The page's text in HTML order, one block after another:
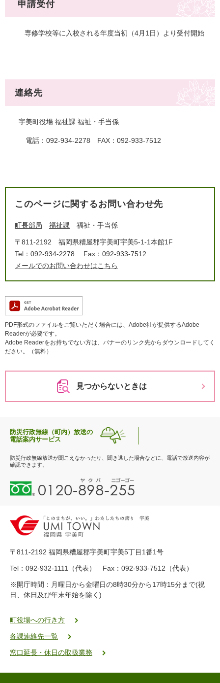
申請受付
専修学校等に入校される年度当初（4月1日）より受付開始
連絡先
宇美町役場 福祉課 福祉・手当係
電話：092-934-2278 FAX：092-933-7512
このページに関するお問い合わせ先
町長部局 福祉課 福祉・手当係
〒811-2192
福岡県糟屋郡宇美町宇美5-1-1本館1F
Tel：092-934-2278
Fax：092-933-7512
メールでのお問い合わせはこちら
PDF形式のファイルをご覧いただく場合には、Adobe社が提供するAdobe
Readerが必要です。
Adobe Readerをお持ちでない方は、バナーのリンク先からダウンロードしてく
ださい。（無料）
見つからないときは
防災行政無線（町内）放送の
電話案内サービス
防災行政無線放送が聞こえなかったり、聞き逃した場合などに、電話で放送内容が
確認できます。
0
1
-
8
-
5
5
ク
二
ゴ
〒811-2192 福岡県糟屋郡宇美町宇美5丁目1番1号
Tel：092-932-1111（代表） Fax：092-933-7512（代表）
※開庁時間：月曜日から金曜日の8時30分から17時15分まで(祝
日、休日及び年末年始を除く)
町役場への行き方
各課連絡先一覧
窓口延長・休日の取扱業務